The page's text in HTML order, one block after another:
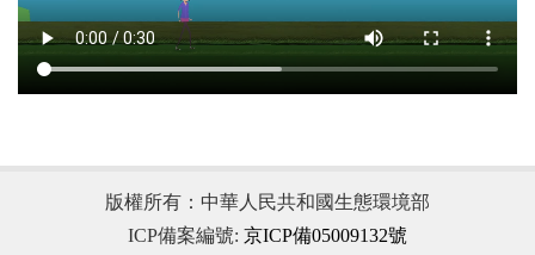
版權所有：中華人民共和國生態環境部
ICP備案編號: 京ICP備05009132號